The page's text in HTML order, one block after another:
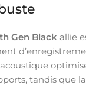
Gen Black allie
tandis que